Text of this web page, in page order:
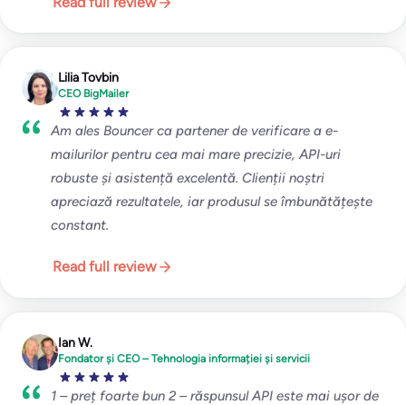
Lilia Tovbin
CEO BigMailer
Am ales Bouncer ca partener de verificare a e-
mailurilor pentru cea mai mare precizie, API-uri
robuste și asistență excelentă. Clienții noștri
apreciază rezultatele, iar produsul se îmbunătățește
constant.
Read full review
Ian W.
Fondator și CEO – Tehnologia informației și servicii
1 – preț foarte bun 2 – răspunsul API este mai ușor de